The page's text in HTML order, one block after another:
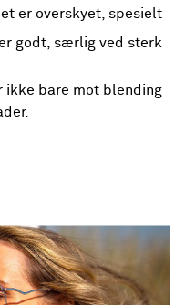
er overskyet, spesielt
godt, særlig ved sterk
ikke bare mot blending